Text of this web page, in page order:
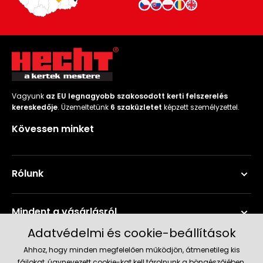
Vagyunk az EU legnagyobb szakosodott kerti felszerelés
kereskedője. Üzemeltetünk 6 szaküzletet képzett személyzettel.
Kövessen minket
Rólunk
Mindent a vásárlásról
Szerviz és támogatás
Adatvédelmi és cookie-beállítások
Ahhoz, hogy minden megfelelően működjön, átmenetileg kis